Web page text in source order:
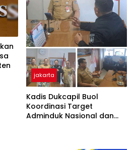
jakarta
Kadis Dukcapil Buol
Koordinasi Target
Adminduk Nasional dan